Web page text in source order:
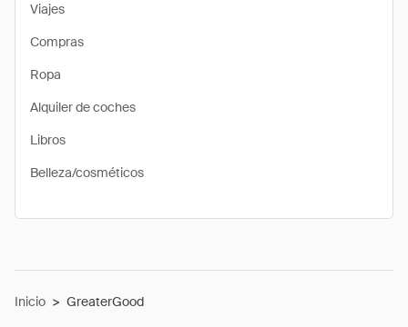
Viajes
Compras
Ropa
Alquiler de coches
Libros
Belleza/cosméticos
Inicio > GreaterGood